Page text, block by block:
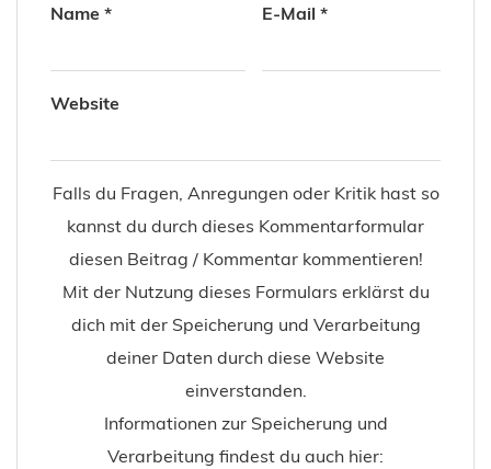
Name * E-Mail *
Website
Falls du Fragen, Anregungen oder Kritik hast so
kannst du durch dieses Kommentarformular
diesen Beitrag / Kommentar kommentieren!
Mit der Nutzung dieses Formulars erklärst du
dich mit der Speicherung und Verarbeitung
deiner Daten durch diese Website
einverstanden.
Informationen zur Speicherung und
Verarbeitung findest du auch hier: